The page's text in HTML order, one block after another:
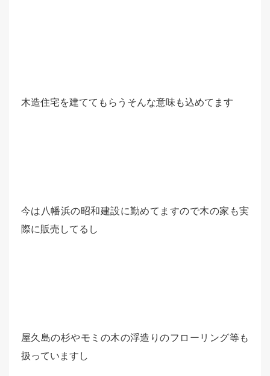
木造住宅を建ててもらうそんな意味も込めてます
今は八幡浜の昭和建設に勤めてますので木の家も実
際に販売してるし
屋久島の杉やモミの木の浮造りのフローリング等も
扱っていますし